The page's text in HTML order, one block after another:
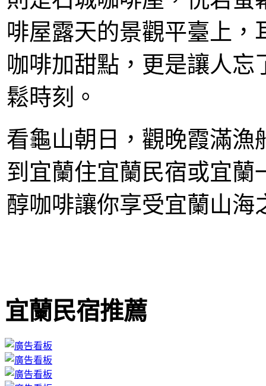
啡屋露天的景觀平臺上，
咖啡加甜點，更是讓人忘
鬆時刻。
看龜山朝日，觀晚霞滿漁
到宜蘭住宜蘭民宿或宜蘭
醇咖啡讓你享受宜蘭山海
宜蘭民宿推薦